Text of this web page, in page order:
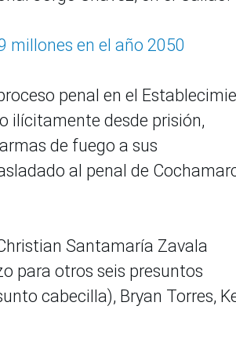
millones en el año 2050
penal en el
ilícitamente desde prisión,
de fuego a sus
al penal de
Santamaría Zavala
para otros seis presuntos
cabecilla), Bryan Torres,